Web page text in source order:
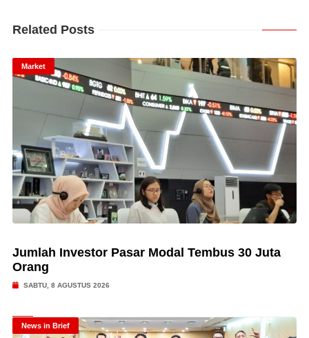
Related Posts
Market
Jumlah Investor Pasar Modal Tembus 30 Juta
Orang
SABTU, 8 AGUSTUS 2026
News in Brief